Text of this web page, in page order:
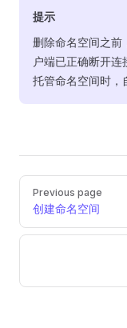
提示
删除命名空间之前
户端已正确断开
托管命名空间时，
Pager
Previous page
创建命名空间